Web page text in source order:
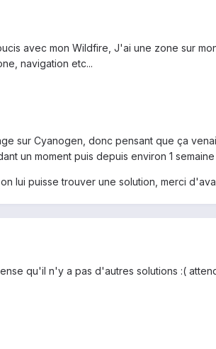
avec mon Wildfire, J'ai une zone sur
navigation etc...
sur Cyanogen, donc pensant que ça
un moment puis depuis environ 1
lui puisse trouver une solution, merci
qu'il n'y a pas d'autres solutions :(